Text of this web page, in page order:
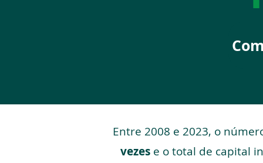
Entre 2008 e 2023, o
vezese o total de capital